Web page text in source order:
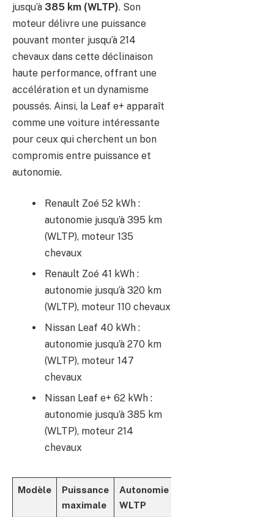
jusqu’à 385 km (WLTP). Son
moteur délivre une puissance
pouvant monter jusqu’à 214
chevaux dans cette déclinaison
haute performance, offrant une
accélération et un dynamisme
poussés. Ainsi, la Leaf e+ apparaît
comme une voiture intéressante
pour ceux qui cherchent un bon
compromis entre puissance et
autonomie.
Renault Zoé 52 kWh :
autonomie jusqu’à 395 km
(WLTP), moteur 135
chevaux
Renault Zoé 41 kWh :
autonomie jusqu’à 320 km
(WLTP), moteur 110 chevaux
Nissan Leaf 40 kWh :
autonomie jusqu’à 270 km
(WLTP), moteur 147
chevaux
Nissan Leaf e+ 62 kWh :
autonomie jusqu’à 385 km
(WLTP), moteur 214
chevaux
Modèle
Puissance
maximale
Autonomie
WLTP